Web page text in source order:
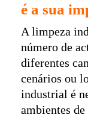
é a sua
A limpeza
número de
diferentes
cenários ou
industrial é
ambientes